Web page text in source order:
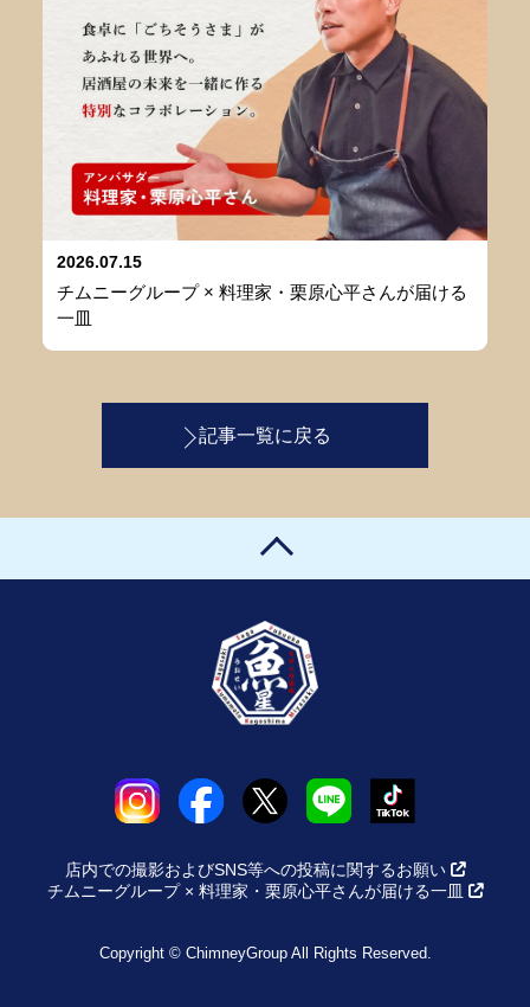
2026.07.15
チムニーグループ × 料理家・栗原心平さんが届ける
一皿
記事一覧に戻る
店内での撮影およびSNS等への投稿に関するお願い
チムニーグループ × 料理家・栗原心平さんが届ける一皿
Copyright © ChimneyGroup All Rights Reserved.